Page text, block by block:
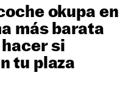
okupa en
más barata
si
tu plaza